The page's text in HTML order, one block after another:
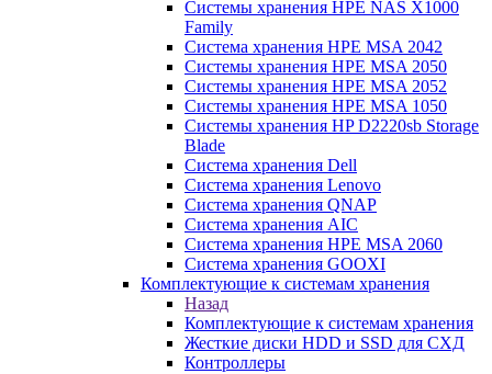
Системы хранения HPE NAS X1000
Family
Система хранения HPE MSA 2042
Системы хранения HPE MSA 2050
Системы хранения HPE MSA 2052
Системы хранения HPE MSA 1050
Системы хранения HP D2220sb Storage
Blade
Система хранения Dell
Система хранения Lenovo
Система хранения QNAP
Система хранения AIC
Система хранения HPE MSA 2060
Система хранения GOOXI
Комплектующие к системам хранения
Назад
Комплектующие к системам хранения
Жесткие диски HDD и SSD для СХД
Контроллеры